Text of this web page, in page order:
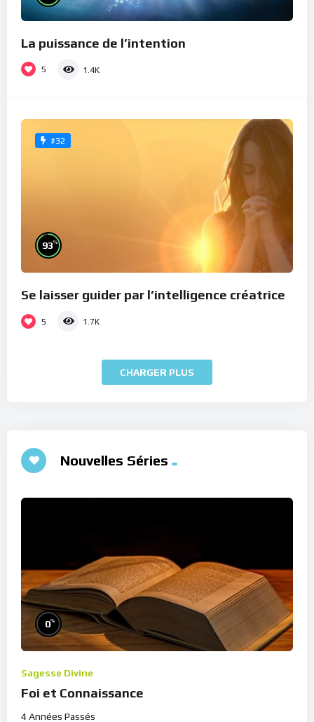
La puissance de l’intention
5 1.4K
#32
93%
Se laisser guider par l’intelligence créatrice
5 1.7K
CHARGER PLUS
Nouvelles Séries
0%
Sagesse Divine
Foi et Connaissance
4 Années Passés